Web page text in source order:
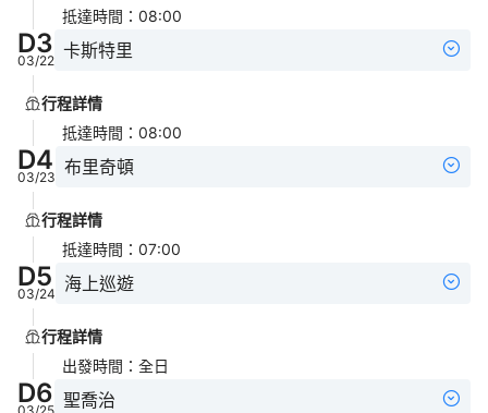
抵達時間 ： 08:00
D3
03/22 卡斯特里
行程詳情
抵達時間 ： 08:00
D4
03/23 布里奇頓
行程詳情
抵達時間 ： 07:00
D5
03/24 海上巡遊
行程詳情
出發時間 ： 全日
D6 聖喬治